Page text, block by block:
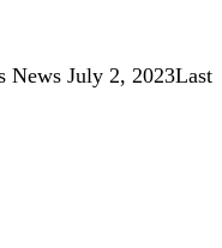
News July 2, 2023Last